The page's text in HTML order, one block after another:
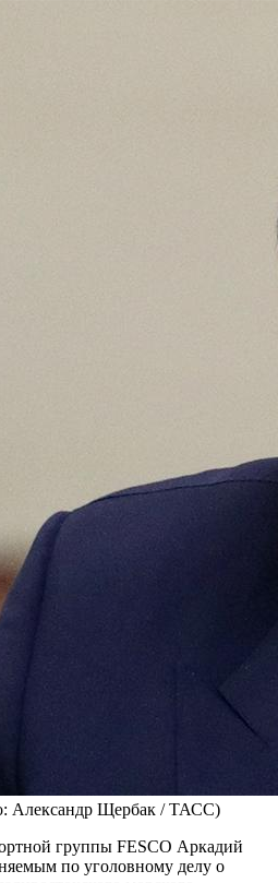
Александр Щербак / ТАСС)
группы FESCO Аркадий
по уголовному делу о